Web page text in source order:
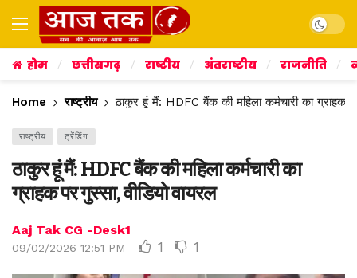
Dark
होम छत्तीसगढ़ राष्ट्रीय अंतराष्ट्रीय राजनीति
Home राष्ट्रीय ठाकुर हूं मैं: HDFC बैंक की महिला कर्मचारी का ग्राहक
राष्ट्रीय ट्रेंडिंग
ठाकुर हूं मैं: HDFC बैंक की महिला कर्मचारी का
ग्राहक पर गुस्सा, वीडियो वायरल
Aaj Tak CG -Desk1
09/02/2026 12:51 PM 1 1